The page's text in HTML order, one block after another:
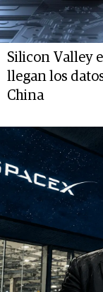
Silicon Valley
llegan los
China